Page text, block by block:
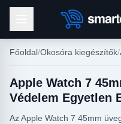
Főoldal Okosóra kiegészítők
Apple Watch 7
Védelem Egyetlen
Az Apple Watch 7 45mm